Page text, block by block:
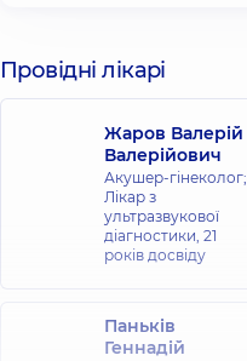
Провідні лікарі
Жаров Валерій
Валерійович
Акушер-гінеколог;
Лікар з
ультразвукової
діагностики, 21
років досвіду
Паньків
Геннадій